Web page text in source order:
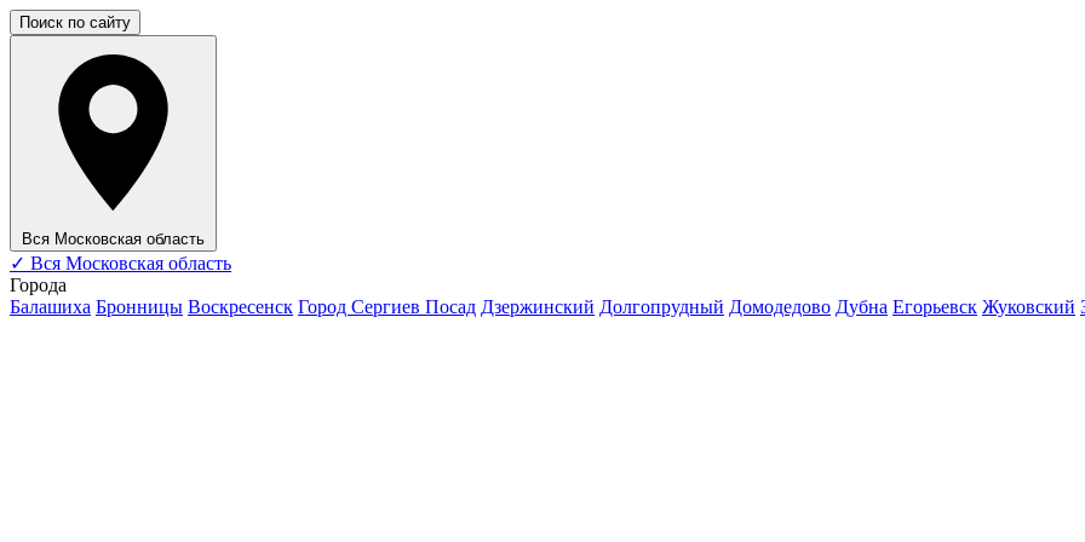
Поиск по сайту
Вся Московская область
✓ Вся Московская область
Города
Балашиха Бронницы Воскресенск Город Сергиев Посад Дзержинский Долгопрудный Домодедово Дубна Егорьевск Жуковский